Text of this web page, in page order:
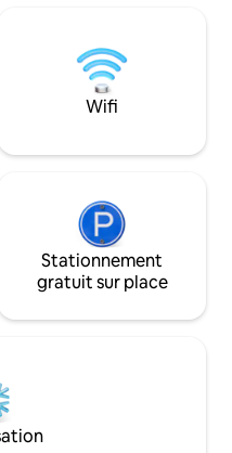
pour
un
passer un
passe-temps
du centre-ville
de la rue
des gares et des
Wifi
Stationnement
gratuit sur place